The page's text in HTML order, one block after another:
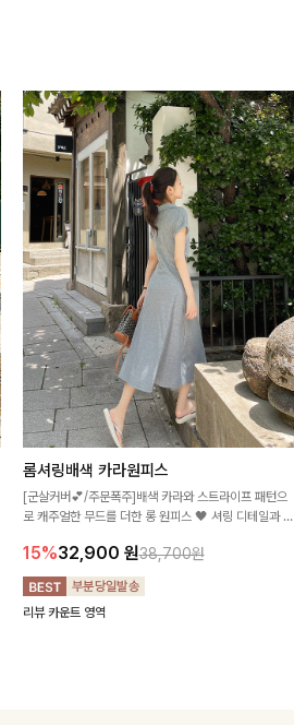
롬셔링배색 카라원피스
[군살커버💕/주문폭주]배색 카라와 스트라이프 패턴으
로 캐주얼한 무드를 더한 롱 원피스 🖤 셔링 디테일과 쫀
15%32,900 원38,700원
리뷰 카운트 영역